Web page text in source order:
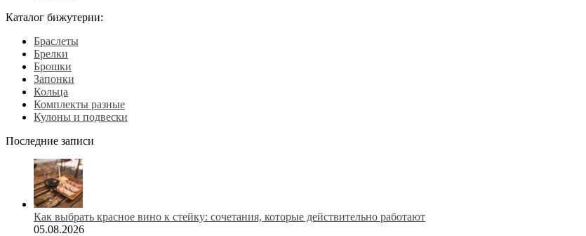
Каталог бижутерии:
Браслеты
Брелки
Брошки
Запонки
Кольца
Комплекты разные
Кулоны и подвески
Последние записи
Как выбрать красное вино к стейку: сочетания, которые действительно работают
05.08.2026